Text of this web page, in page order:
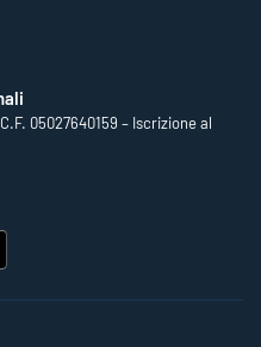
05027640159 – Iscrizione al